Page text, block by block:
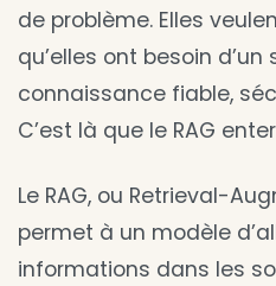
de problème. Elles
qu’elles ont besoin
connaissance fiable,
C’est là que le RAG
Le RAG, ou Retrieval-
permet à un modèle
informations dans les